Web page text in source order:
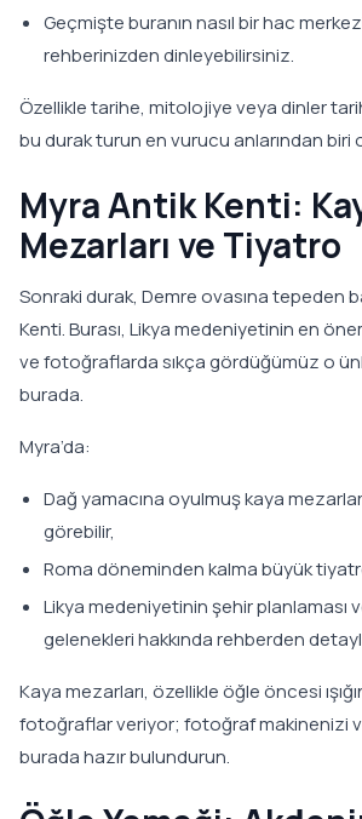
Geçmişte buranın nasıl bir hac
rehberinizden dinleyebilirsiniz.
Özellikle tarihe, mitolojiye veya dinler
bu durak turun en vurucu anlarından biri
Myra Antik Kenti:
Mezarları ve Tiyatro
Sonraki durak, Demre ovasına tepeden
Kenti. Burası, Likya medeniyetinin en
ve fotoğraflarda sıkça gördüğümüz o
burada.
Myra’da:
Dağ yamacına oyulmuş kaya
görebilir,
Roma döneminden kalma büyük
Likya medeniyetinin şehir planlaması
gelenekleri hakkında rehberden
Kaya mezarları, özellikle öğle öncesi
fotoğraflar veriyor; fotoğraf makinenizi
burada hazır bulundurun.